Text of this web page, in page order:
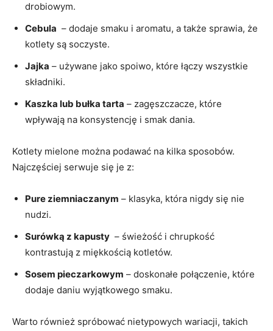
drobiowym.
Cebula ⁣ – ⁢dodaje smaku⁣ i ⁤aromatu, a także sprawia, że
kotlety są soczyste.
Jajka – używane jako spoiwo, które łączy wszystkie
⁢składniki.
Kaszka lub ⁣bułka tarta – zagęszczacze, które
wpływają‍ na ​konsystencję i smak dania.
Kotlety ⁣mielone ⁣można podawać na ‍kilka⁣ sposobów.
Najczęściej serwuje się‌ je‌ z:
Pure ziemniaczanym – klasyka, która nigdy ‍się nie
nudzi.
Surówką z‍ kapusty ‍ – świeżość i chrupkość
kontrastują z miękkością kotletów.
Sosem pieczarkowym – doskonałe połączenie,‌ które
dodaje daniu wyjątkowego smaku.
Warto również spróbować nietypowych wariacji, ⁢takich‍